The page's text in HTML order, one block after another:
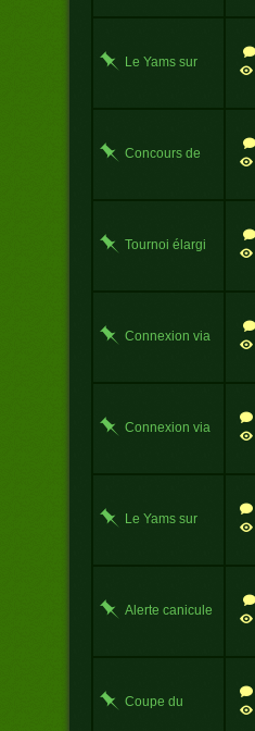
Le Yams sur
Concours de
Tournoi élargi
Connexion via
Connexion via
Le Yams sur
Alerte canicule
Coupe du